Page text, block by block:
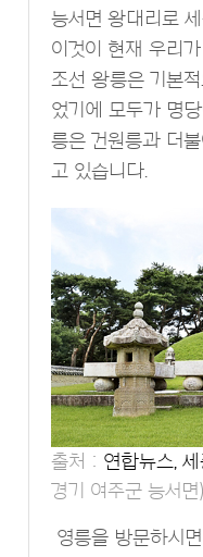
능서면 왕대리로
이것이 현재 우리
조선 왕릉은 기본
었기에 모두가 명
릉은 건원릉과 더
고 있습니다.
출처 : 연합뉴스,
경기 여주군 능서면)
영릉을 방문하시